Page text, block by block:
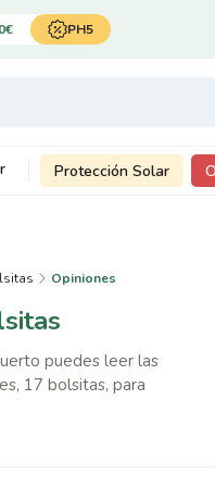
PH5
Protección Solar
Opiniones
puedes leer las
17 bolsitas, para